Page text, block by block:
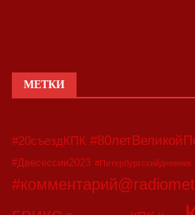
МЕТКИ
#20съездКПК
#Двесессии2023 #Петербургскийдневник